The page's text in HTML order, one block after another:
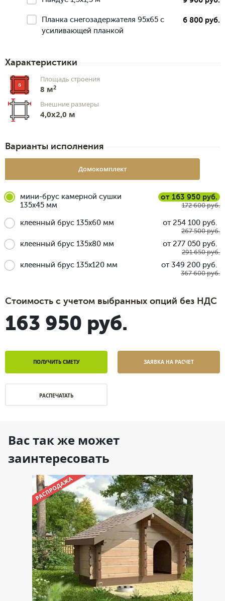
Планка снегозадержателя 95х65 с
усиливающей планкой
6 800 руб.
Характеристики
Площадь строения
8 м2
Внешние размеры
4,0х2,0 м
Варианты исполнения
Домокомплект
мини-брус камерной сушки
135x45 мм
от 163 950 руб.
172 600 руб.
клеенный брус 135x60 мм от 254 100 руб.
267 500 руб.
клеенный брус 135x80 мм от 277 050 руб.
291 650 руб.
клеенный брус 135x120 мм от 349 200 руб.
367 600 руб.
Стоимость с учетом выбранных опций без НДС
163 950 руб.
ПОЛУЧИТЬ СМЕТУ ЗАЯВКА НА РАСЧЕТ
РАСПЕЧАТАТЬ
Вас так же может
заинтересовать